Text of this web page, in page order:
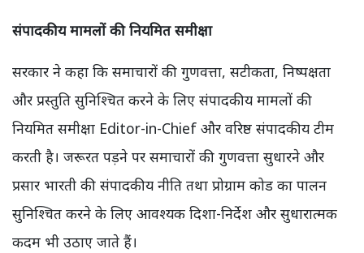
संपादकीय मामलों की नियमित समीक्षा
सरकार ने कहा कि समाचारों की गुणवत्ता, सटीकता, निष्पक्षता
और प्रस्तुति सुनिश्चित करने के लिए संपादकीय मामलों की
नियमित समीक्षा Editor-in-Chief और वरिष्ठ संपादकीय टीम
करती है। जरूरत पड़ने पर समाचारों की गुणवत्ता सुधारने और
प्रसार भारती की संपादकीय नीति तथा प्रोग्राम कोड का पालन
सुनिश्चित करने के लिए आवश्यक दिशा-निर्देश और सुधारात्मक
कदम भी उठाए जाते हैं।